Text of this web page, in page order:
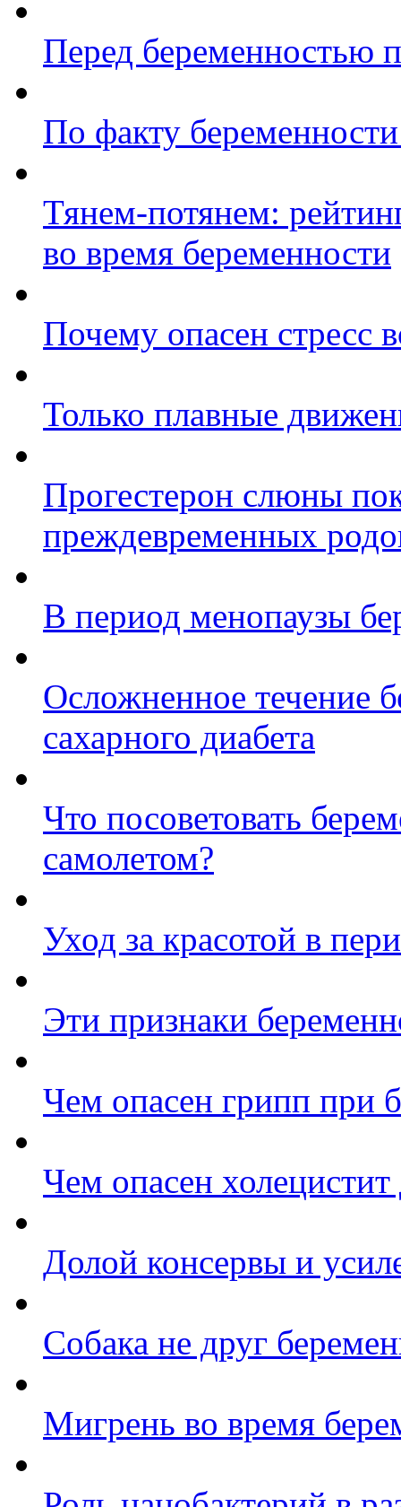
Перед беременностью
По факту
Тянем-потянем:
во время беременности
Почему опасен стресс
Только плавные
Прогестерон слюны
преждевременных
В период менопаузы
Осложненное течение
сахарного диабета
Что посоветовать
самолетом?
Уход за красотой в
Эти признаки
Чем опасен грипп при
Чем опасен
Долой консервы и
Собака не друг
Мигрень во время